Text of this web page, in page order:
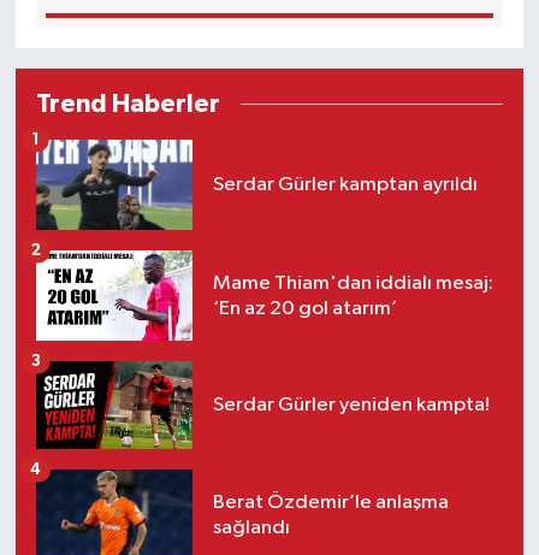
Trend Haberler
Serdar Gürler kamptan ayrıldı
1
Mame Thiam'dan iddialı mesaj:
‘En az 20 gol atarım’
2
Serdar Gürler yeniden kampta!
3
Berat Özdemir’le anlaşma
sağlandı
4